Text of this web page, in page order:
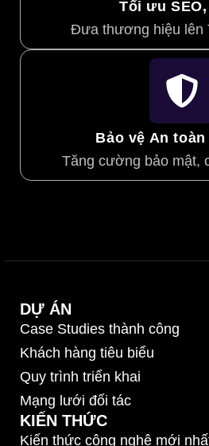
Tối ưu SEO,
Đưa thương hiệu lên
Bảo vệ An
Tăng cường bảo mật,
DỰ ÁN
Case Studies thành công
Khách hàng tiêu biểu
Quy trình triển khai
Mạng lưới đối tác
KIẾN THỨC
Kiến thức công nghệ mới